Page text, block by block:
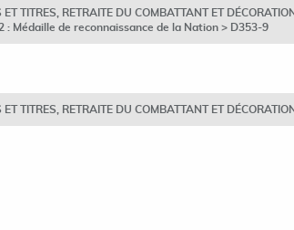
TITRES, RETRAITE DU COMBATTANT ET
: Médaille de reconnaissance de la Nation > D353-9
TITRES, RETRAITE DU COMBATTANT ET